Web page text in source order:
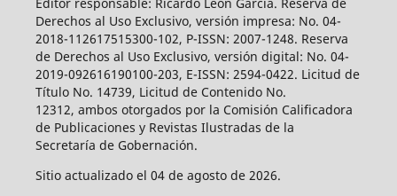
Derechos al Uso Exclusivo, versión impresa: No. 04-
2018-112617515300-102, P-ISSN: 2007-1248. Reserva
de Derechos al Uso Exclusivo, versión digital: No. 04-
2019-092616190100-203, E-ISSN: 2594-0422. Licitud de
Título No. 14739, Licitud de Contenido No.
12312, ambos otorgados por la Comisión Calificadora
de Publicaciones y Revistas Ilustradas de la
Secretaría de Gobernación.
Sitio actualizado el 04 de agosto de 2026.